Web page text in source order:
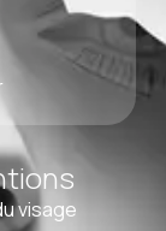
visage